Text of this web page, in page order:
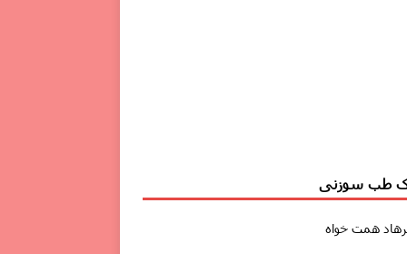
طب سوزنی
همت خواه